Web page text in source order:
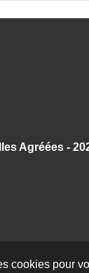
cookies pour
Agréées -